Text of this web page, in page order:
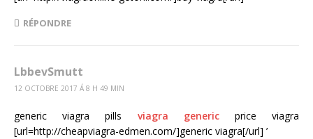
RÉPONDRE
LbbevSmutt
12 OCTOBRE 2017 Á 8 H 49 MIN
generic viagra pills viagra genericprice viagra
[url=http://cheapviagra-edmen.com/]generic viagra[/url] ’